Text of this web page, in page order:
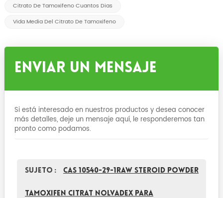
Citrato De Tamoxifeno Cuantos Dias
Vida Media Del Citrato De Tamoxifeno
Enviar Un Mensaje
Si está interesado en nuestros productos y desea conocer
más detalles, deje un mensaje aquí, le responderemos tan
pronto como podamos.
Sujeto : CAS 10540-29-1Raw Steroid Powder
Tamoxifen Citrat nolvadex para